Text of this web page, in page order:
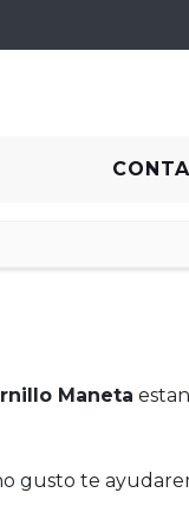
Maneta estan
gusto te